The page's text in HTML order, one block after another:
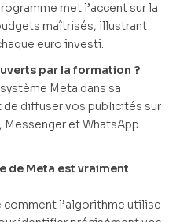
met l’accent sur la
maîtrisés, illustrant
euro investi.
par la formation ?
Meta dans sa
diffuser vos publicités sur
Messenger et WhatsApp
de Meta est vraiment
comment l’algorithme utilise